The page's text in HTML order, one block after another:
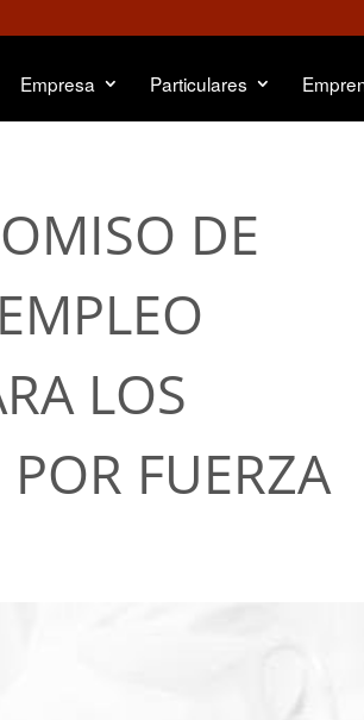
Empresa Particulares
DE
LOS
FUERZA